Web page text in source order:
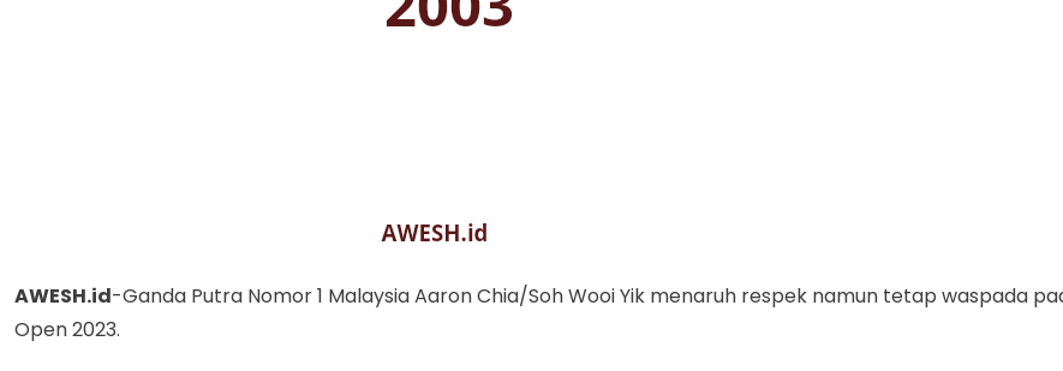
AWESH.id-Ganda Putra Nomor 1 Malaysia Aaron Chia/Soh Wooi Yik menaruh respek namun tetap waspada
Open 2023.